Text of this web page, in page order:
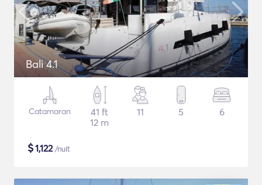
Bali 4.1
Catamaran
41 ft
12 m
11 5 6
$1,122/nuit